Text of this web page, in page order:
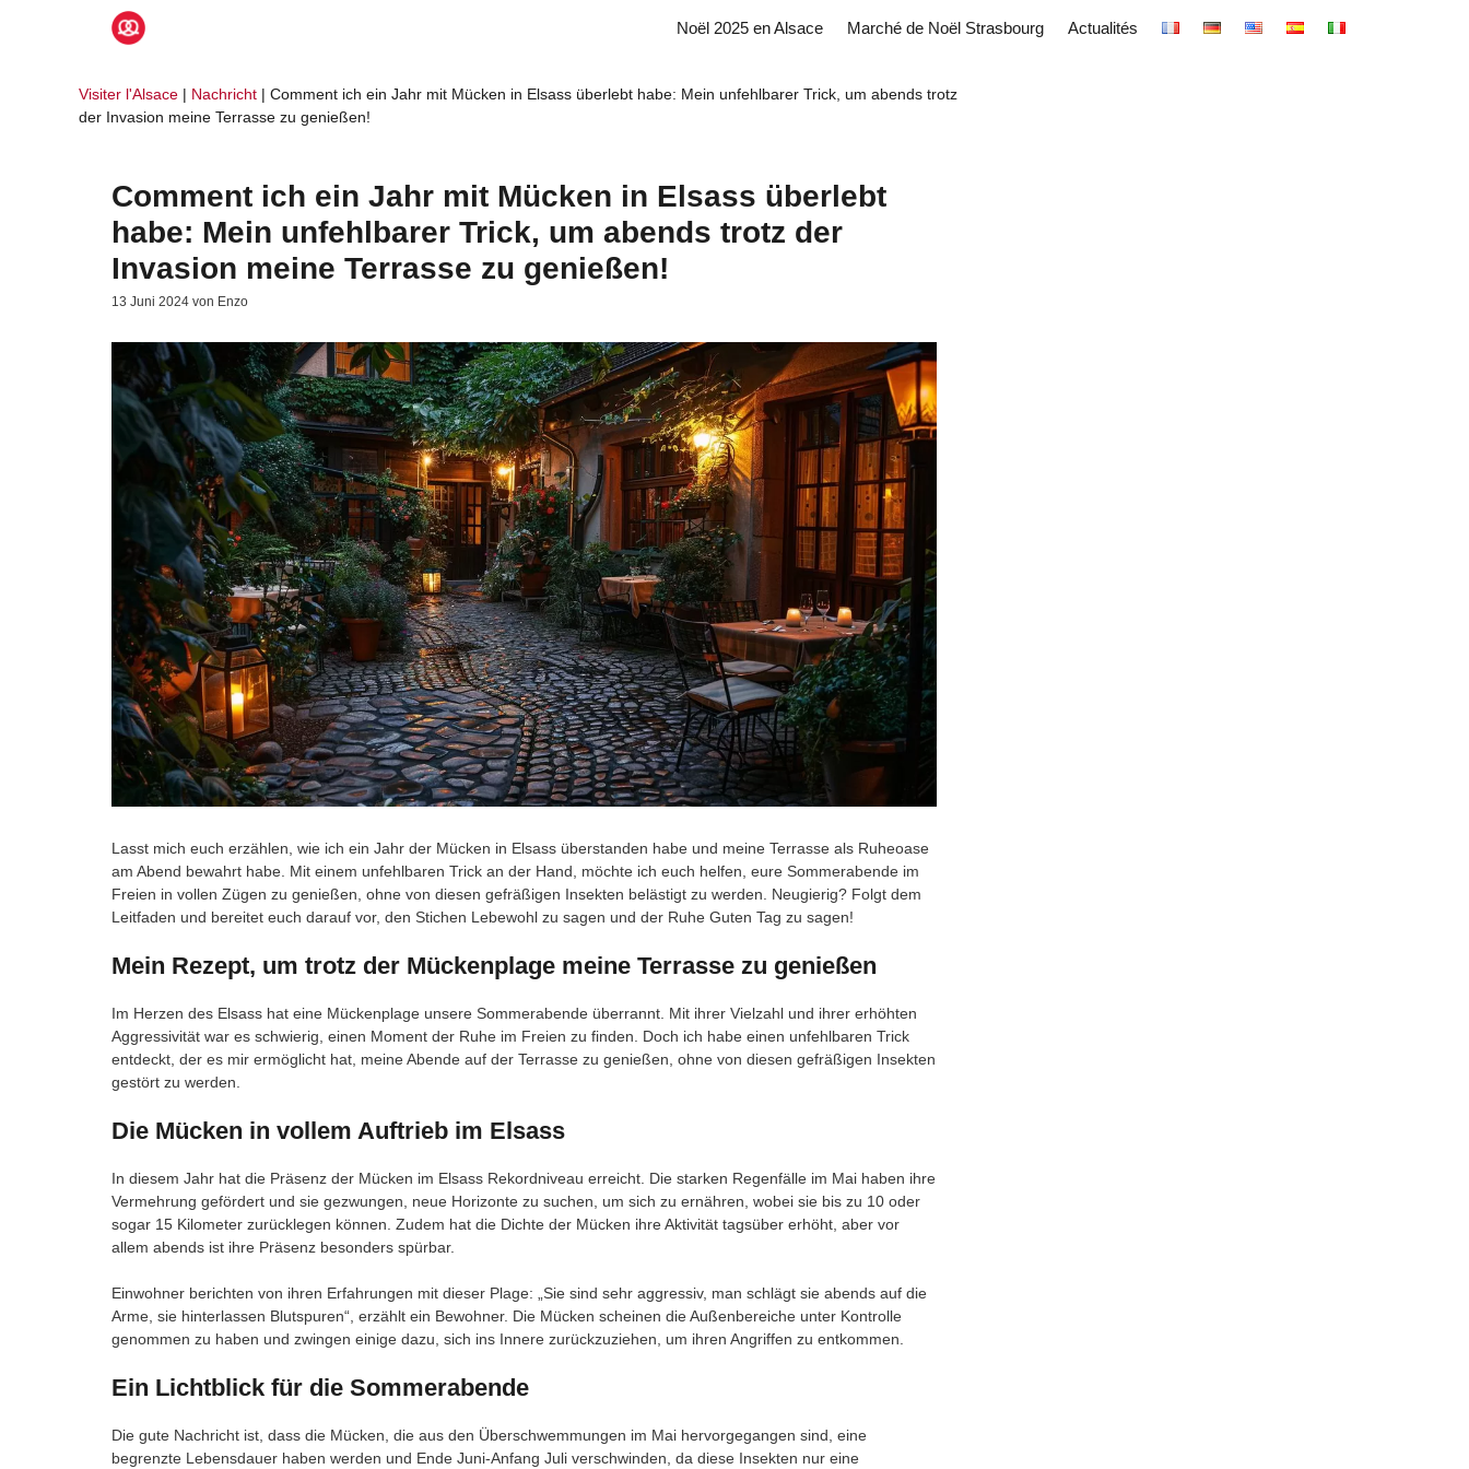
Noël 2025 en Alsace Marché de Noël Strasbourg Actualités
Visiter l'Alsace | Nachricht | Comment ich ein Jahr mit Mücken in Elsass überlebt habe: Mein unfehlbarer Trick, um abends trotz
der Invasion meine Terrasse zu genießen!
Comment ich ein Jahr mit Mücken in Elsass überlebt
habe: Mein unfehlbarer Trick, um abends trotz der
Invasion meine Terrasse zu genießen!
13 Juni 2024 von Enzo
Lasst mich euch erzählen, wie ich ein Jahr der Mücken in Elsass überstanden habe und meine Terrasse als Ruheoase
am Abend bewahrt habe. Mit einem unfehlbaren Trick an der Hand, möchte ich euch helfen, eure Sommerabende im
Freien in vollen Zügen zu genießen, ohne von diesen gefräßigen Insekten belästigt zu werden. Neugierig? Folgt dem
Leitfaden und bereitet euch darauf vor, den Stichen Lebewohl zu sagen und der Ruhe Guten Tag zu sagen!
Mein Rezept, um trotz der Mückenplage meine Terrasse zu genießen
Im Herzen des Elsass hat eine Mückenplage unsere Sommerabende überrannt. Mit ihrer Vielzahl und ihrer erhöhten
Aggressivität war es schwierig, einen Moment der Ruhe im Freien zu finden. Doch ich habe einen unfehlbaren Trick
entdeckt, der es mir ermöglicht hat, meine Abende auf der Terrasse zu genießen, ohne von diesen gefräßigen Insekten
gestört zu werden.
Die Mücken in vollem Auftrieb im Elsass
In diesem Jahr hat die Präsenz der Mücken im Elsass Rekordniveau erreicht. Die starken Regenfälle im Mai haben ihre
Vermehrung gefördert und sie gezwungen, neue Horizonte zu suchen, um sich zu ernähren, wobei sie bis zu 10 oder
sogar 15 Kilometer zurücklegen können. Zudem hat die Dichte der Mücken ihre Aktivität tagsüber erhöht, aber vor
allem abends ist ihre Präsenz besonders spürbar.
Einwohner berichten von ihren Erfahrungen mit dieser Plage: „Sie sind sehr aggressiv, man schlägt sie abends auf die
Arme, sie hinterlassen Blutspuren“, erzählt ein Bewohner. Die Mücken scheinen die Außenbereiche unter Kontrolle
genommen zu haben und zwingen einige dazu, sich ins Innere zurückzuziehen, um ihren Angriffen zu entkommen.
Ein Lichtblick für die Sommerabende
Die gute Nachricht ist, dass die Mücken, die aus den Überschwemmungen im Mai hervorgegangen sind, eine
begrenzte Lebensdauer haben werden und Ende Juni-Anfang Juli verschwinden, da diese Insekten nur eine